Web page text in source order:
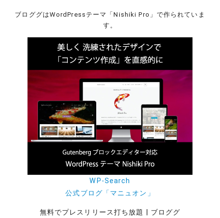
ブロググはWordPressテーマ「Nishiki Pro」で作られていま
す。
WP-Search
公式ブログ「マニュオン」
無料でプレスリリース打ち放題 | ブロググ